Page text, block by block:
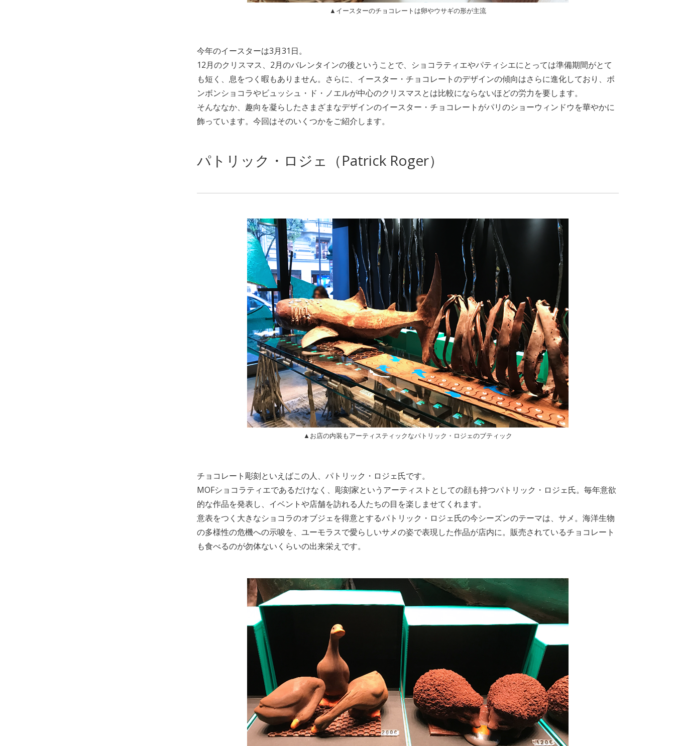
▲イースターのチョコレートは卵やウサギの形が主流
今年のイースターは3月31日。
12月のクリスマス、2月のバレンタインの後ということで、ショコラティエやパティシエにとっては準備期間がとて
も短く、息をつく暇もありません。さらに、イースター・チョコレートのデザインの傾向はさらに進化しており、ボ
ンボンショコラやビュッシュ・ド・ノエルが中心のクリスマスとは比較にならないほどの労力を要します。
そんななか、趣向を凝らしたさまざまなデザインのイースター・チョコレートがパリのショーウィンドウを華やかに
飾っています。今回はそのいくつかをご紹介します。
パトリック・ロジェ（Patrick Roger）
▲お店の内装もアーティスティックなパトリック・ロジェのブティック
チョコレート彫刻といえばこの人、パトリック・ロジェ氏です。
MOFショコラティエであるだけなく、彫刻家というアーティストとしての顔も持つパトリック・ロジェ氏。毎年意欲
的な作品を発表し、イベントや店舗を訪れる人たちの目を楽しませてくれます。
意表をつく大きなショコラのオブジェを得意とするパトリック・ロジェ氏の今シーズンのテーマは、サメ。海洋生物
の多様性の危機への示唆を、ユーモラスで愛らしいサメの姿で表現した作品が店内に。販売されているチョコレート
も食べるのが勿体ないくらいの出来栄えです。